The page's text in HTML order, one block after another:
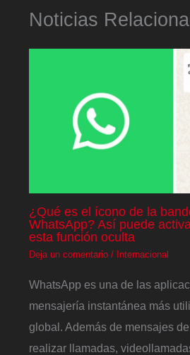
Noticias
¿Qué es el ícono de la
WhatsApp? Así puede
esta función oculta
Deja un comentario / Internacional
WhatsApp es una de las
mensajería instantánea más
global. Además de mensajes
realizar llamadas,